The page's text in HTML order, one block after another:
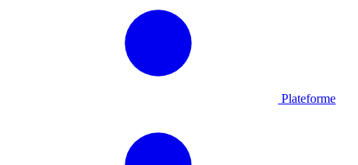
Plateforme